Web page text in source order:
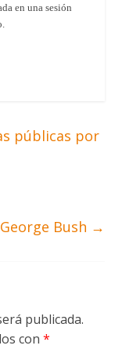
en una sesión
públicas por
Bush →
publicada.
con*